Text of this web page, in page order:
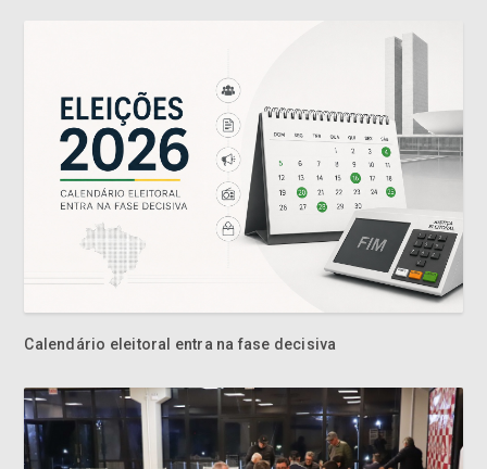
Calendário eleitoral entra na fase decisiva